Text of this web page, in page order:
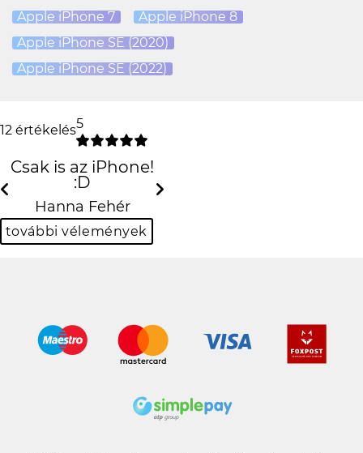
Apple iPhone 7
Apple iPhone 8
Apple iPhone SE (2020)
Apple iPhone SE (2022)
12 értékelés5
Csak is az iPhone! :D
Previous
további vélemények